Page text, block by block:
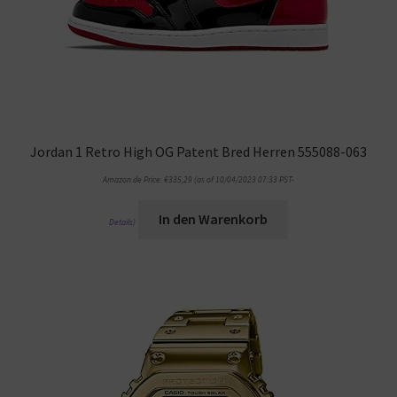
Jordan 1 Retro High OG Patent Bred Herren 555088-063
Amazon.de Price: €335,29 (as of 10/04/2023 07:33 PST-
Details In den Warenkorb